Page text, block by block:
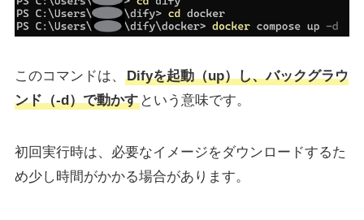
このコマンドは、
Difyを起動（up）し、バックグラウ
ンド（-d）で動かすという意味です。
初回実行時は、必要なイメージをダウンロードするた
め少し時間がかかる場合があります。